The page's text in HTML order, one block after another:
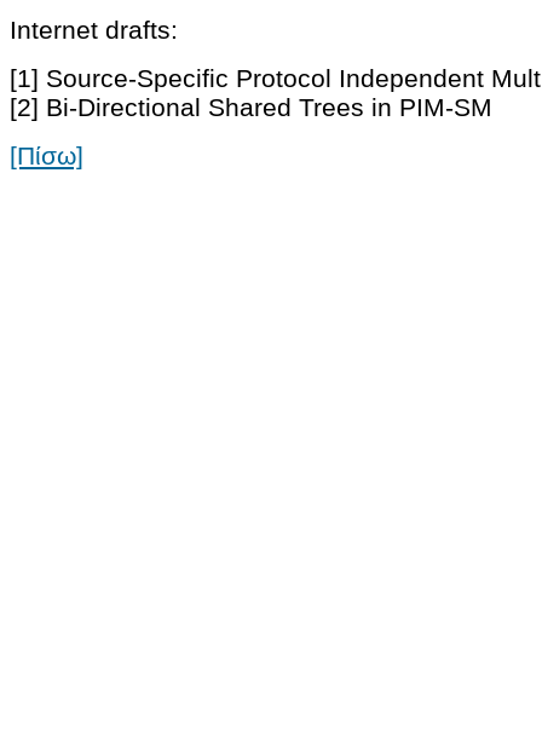
Internet drafts:
[1] Source-Specific Protocol Independent
[2] Bi-Directional Shared Trees in PIM-SM
[Πίσω]